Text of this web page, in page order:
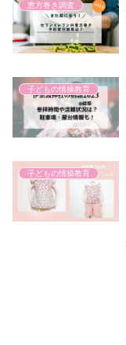
恵方巻き調査
子どもの情操教育
子どもの情操教育